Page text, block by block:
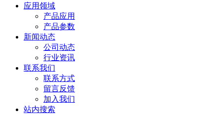
应用领域
产品应用
产品参数
新闻动态
公司动态
行业资讯
联系我们
联系方式
留言反馈
加入我们
站内搜索